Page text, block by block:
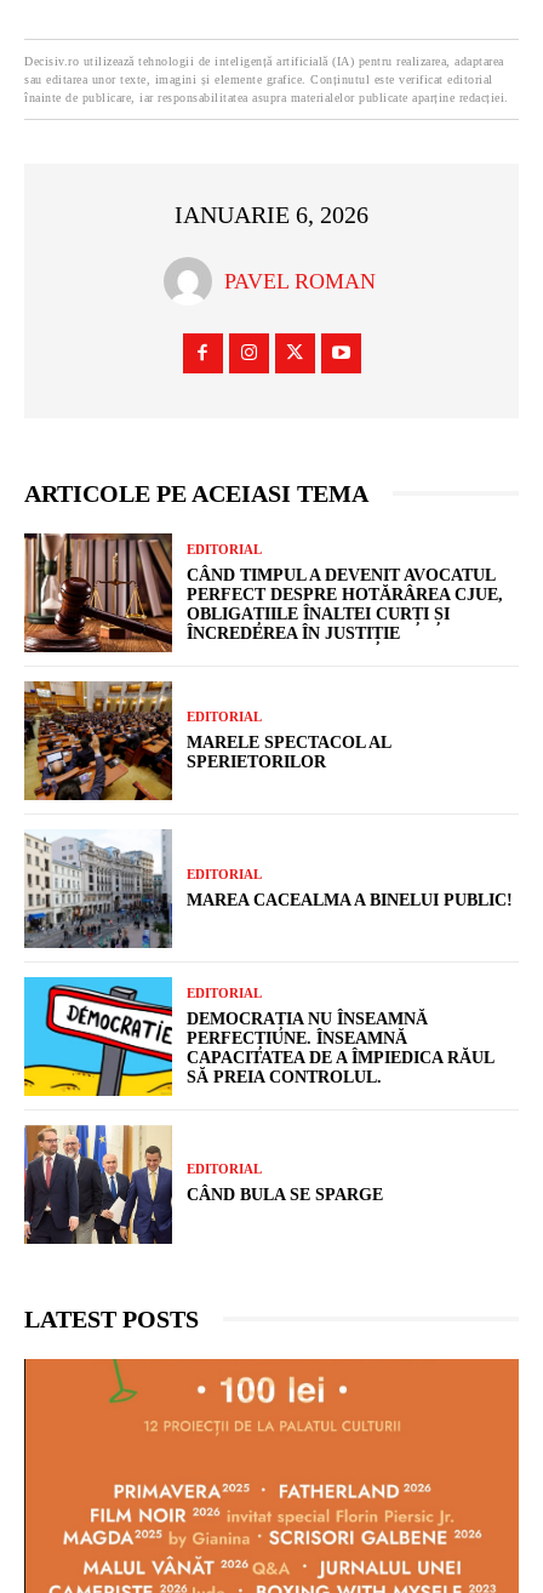
Decisiv.ro utilizează tehnologii de inteligență artificială (IA) pentru realizarea, adaptarea
sau editarea unor texte, imagini și elemente grafice. Conținutul este verificat editorial
înainte de publicare, iar responsabilitatea asupra materialelor publicate aparține redacției.
IANUARIE 6, 2026
PAVEL ROMAN
ARTICOLE PE ACEIASI TEMA
EDITORIAL
CÂND TIMPUL A DEVENIT AVOCATUL
PERFECT DESPRE HOTĂRÂREA CJUE,
OBLIGAȚIILE ÎNALTEI CURȚI ȘI
ÎNCREDEREA ÎN JUSTIȚIE
EDITORIAL
MARELE SPECTACOL AL
SPERIETORILOR
EDITORIAL
MAREA CACEALMA A BINELUI PUBLIC!
EDITORIAL
DEMOCRAȚIA NU ÎNSEAMNĂ
PERFECȚIUNE. ÎNSEAMNĂ
CAPACITATEA DE A ÎMPIEDICA RĂUL
SĂ PREIA CONTROLUL.
EDITORIAL
CÂND BULA SE SPARGE
LATEST POSTS